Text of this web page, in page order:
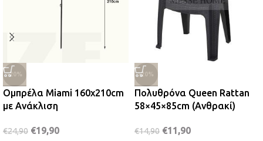
-20%
Ομπρέλα Miami 160x210cm
με Ανάκλιση
€24,90 €19,90
-20%
Πολυθρόνα Queen Rattan
58×45×85cm (Ανθρακί)
€14,90 €11,90